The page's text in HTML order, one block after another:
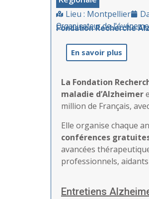
Lieu : Montpellier
Organisateur de
Fondation Recherche
En savoir plus
La Fondation
maladie d’Alzheimer
million de Français,
Elle organise chaque
conférences
avancées
professionnels,
Entretiens